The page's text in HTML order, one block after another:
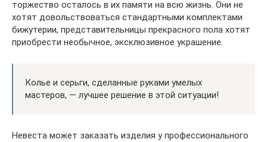
торжество осталось в их памяти на всю жизнь. Они не
хотят довольствоваться стандартными комплектами
бижутерии, представительницы прекрасного пола хотят
приобрести необычное, эксклюзивное украшение.
Колье и серьги, сделанные руками умелых
мастеров, — лучшее решение в этой ситуации!
Невеста может заказать изделия у профессионального